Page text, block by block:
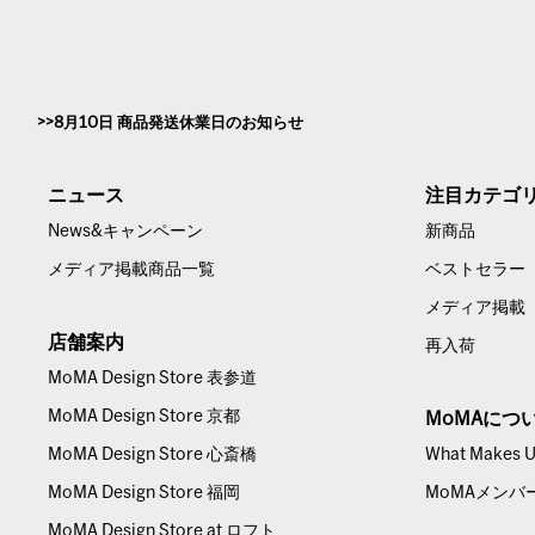
8月10日 商品発送休業日のお知らせ
ニュース
News&キャンペーン
メディア掲載商品一覧
店舗案内
MoMA Design Store 表参道
MoMA Design Store 京都
MoMA Design Store 心斎橋
MoMA Design Store 福岡
MoMA Design Store at ロフト
注目カテゴ
新商品
ベストセラー
メディア掲載
再入荷
MoMAにつ
What Makes
MoMAメンバ